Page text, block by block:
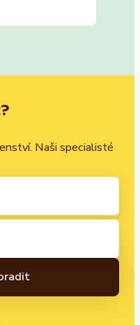
Naši specialisté